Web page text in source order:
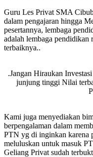
Guru Les Privat SMA
dalam pengajaran hingga
pesertannya, lembaga
adalah lembaga pendidikan
terbaiknya..
.Jangan Hiraukan
junjung tinggi Nilai
Kami juga menyediakan
berpengalaman dalam
PTN yg di inginkan karena
meluluskan untuk masuk
Geliang Privat sudah